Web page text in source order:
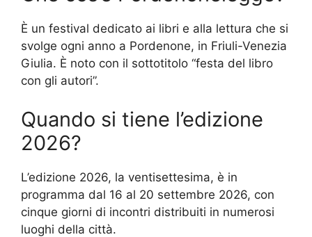
È un festival dedicato ai libri e alla lettura che si
svolge ogni anno a Pordenone, in Friuli-Venezia
Giulia. È noto con il sottotitolo “festa del libro
con gli autori”.
Quando si tiene l’edizione
2026?
L’edizione 2026, la ventisettesima, è in
programma dal 16 al 20 settembre 2026, con
cinque giorni di incontri distribuiti in numerosi
luoghi della città.